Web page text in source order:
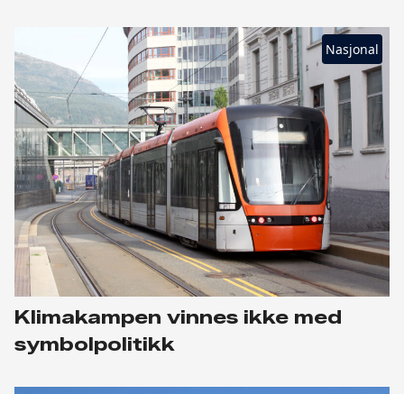
Nasjonal
Klimakampen vinnes ikke med
symbolpolitikk